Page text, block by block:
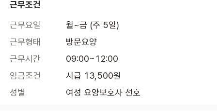
근무조건
근무요일
월~금 (주 5일)
근무형태
방문요양
근무시간
09:00~12:00
임금조건
시급 13,500원
성별
여성 요양보호사 선호